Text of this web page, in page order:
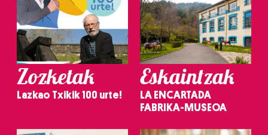
Zozketak
Lazkao Txikik 100 urte!
Eskaintzak
LA ENCARTADA
FABRIKA-MUSEOA